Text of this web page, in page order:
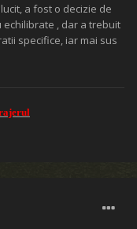
a fost o decizie de
echilibrate , dar a trebuit
specifice, iar mai sus